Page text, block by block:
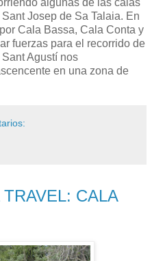
algunas de las calas
Josep de Sa Talaia. En
Cala Bassa, Cala Conta y
fuerzas para el recorrido de
Agustí nos
en una zona de
CALA